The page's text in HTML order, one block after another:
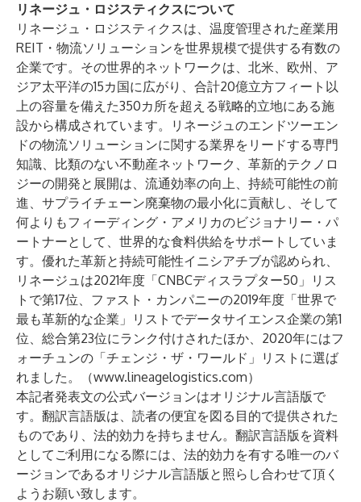
リネージュ・ロジスティクスについて
リネージュ・ロジスティクスは、温度管理された産業用
REIT・物流ソリューションを世界規模で提供する有数の
企業です。その世界的ネットワークは、北米、欧州、ア
ジア太平洋の15カ国に広がり、合計20億立方フィート以
上の容量を備えた350カ所を超える戦略的立地にある施
設から構成されています。リネージュのエンドツーエン
ドの物流ソリューションに関する業界をリードする専門
知識、比類のない不動産ネットワーク、革新的テクノロ
ジーの開発と展開は、流通効率の向上、持続可能性の前
進、サプライチェーン廃棄物の最小化に貢献し、そして
何よりもフィーディング・アメリカのビジョナリー・パ
ートナーとして、世界的な食料供給をサポートしていま
す。優れた革新と持続可能性イニシアチブが認められ、
リネージュは2021年度「CNBCディスラプター50」リス
トで第17位、ファスト・カンパニーの2019年度「世界で
最も革新的な企業」リストでデータサイエンス企業の第1
位、総合第23位にランク付けされたほか、2020年にはフ
ォーチュンの「チェンジ・ザ・ワールド」リストに選ば
れました。（www.lineagelogistics.com）
本記者発表文の公式バージョンはオリジナル言語版で
す。翻訳言語版は、読者の便宜を図る目的で提供された
ものであり、法的効力を持ちません。翻訳言語版を資料
としてご利用になる際には、法的効力を有する唯一のバ
ージョンであるオリジナル言語版と照らし合わせて頂く
ようお願い致します。